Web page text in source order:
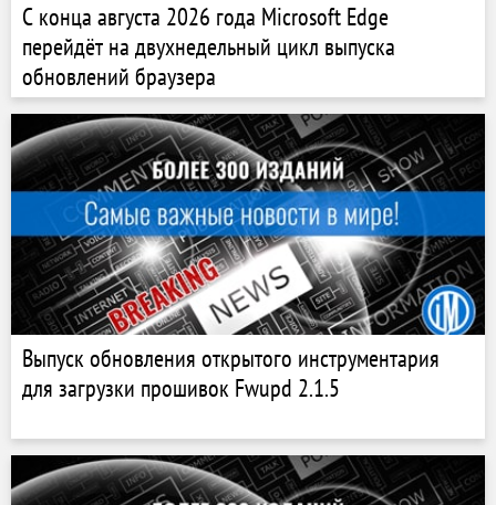
С конца августа 2026 года Microsoft Edge
перейдёт на двухнедельный цикл выпуска
обновлений браузера
Выпуск обновления открытого инструментария
для загрузки прошивок Fwupd 2.1.5